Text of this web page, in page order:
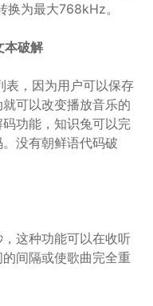
换为最大768kHz。
本破解
表，因为用户可以保存
可以改变播放音乐的
功能，知识兔可以完
没有朝鲜语代码破
这种功能可以在收听
间隔或使歌曲完全重